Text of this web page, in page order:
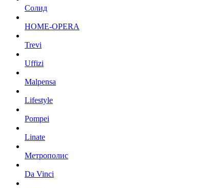
Солид
HOME-OPERA
Trevi
Uffizi
Malpensa
Lifestyle
Pompei
Linate
Метрополис
Da Vinci